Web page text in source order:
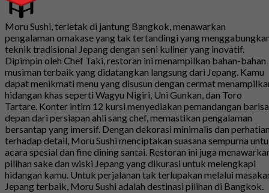
Moru Sushi, terletak di jantung Bangkok, menawarkan
pengalaman omakase yang tak tertandingi yang
teknik tradisional Jepang dengan seni kuliner yang inovatif.
Dipimpin oleh Chef Taki, restoran ini menampilkan bahan-bahan
musiman terbaik yang didatangkan langsung dari Jepang. Kamu
dapat menikmati menu yang disusun dengan cermat
hidangan khas seperti Wagyu Nigiri, Uni Gunkan, dan Toro
Tartare. Konter intim 12 kursi menyediakan pemandangan
depan dari persiapan ahli sang chef, memastikan pengalaman
bersantap yang imersif. Dengan dekorasi minimalis dan
terhadap detail, Moru Sushi menciptakan suasana sempurna
acara spesial dan fine dining santai. Restoran ini juga
pilihan sake dan wiski Jepang yang dikurasi untuk melengkapi
hidangan kamu. Untuk perjalanan tak terlupakan melalui
Jepang terbaik, Moru Sushi adalah destinasi pilihan di Bangkok.